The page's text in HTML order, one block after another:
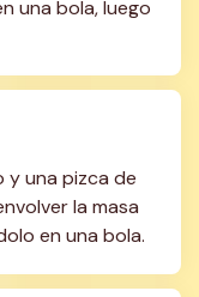
una bola, luego
y una pizca de
la masa
en una bola.